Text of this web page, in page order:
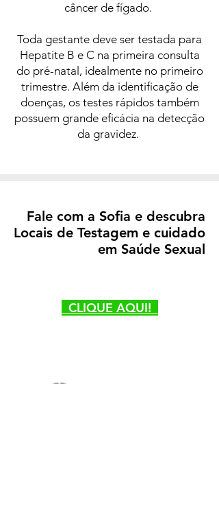
câncer de fígado.
Toda gestante deve ser testada para
Hepatite B e C na primeira consulta
do pré-natal, idealmente no primeiro
trimestre. Além da identificação de
doenças, os testes rápidos também
possuem grande eficácia na detecção
da gravidez.
Fale com a Sofia e descubra
Locais de Testagem e cuidado
em Saúde Sexual
CLIQUE AQUI!